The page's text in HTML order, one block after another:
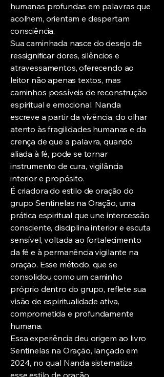
humanas profundas em palavras que
acolhem, orientam e despertam
consciência.
Sua caminhada nasce do desejo de
ressignificar dores, silêncios e
atravessamentos, oferecendo ao
leitor não apenas textos, mas
caminhos possíveis de reconstrução
espiritual e emocional. Nanda
escreve a partir da vivência, do olhar
atento às fragilidades humanas e da
crença de que a palavra, quando
aliada à fé, pode se tornar
instrumento de cura, vigilância
interior e propósito.
É criadora do estilo de oração do
grupo Sentinelas na Oração, uma
prática espiritual que une intercessão
consciente, disciplina interior e escuta
sensível, voltada ao fortalecimento
da fé e à permanência vigilante na
oração. Esse método, que se
consolidou como um caminho
próprio dentro do grupo, reflete sua
visão de espiritualidade ativa,
comprometida e profundamente
humana.
Essa experiência deu origem ao livro
Sentinelas na Oração, lançado em
2024, no qual Nanda sistematiza